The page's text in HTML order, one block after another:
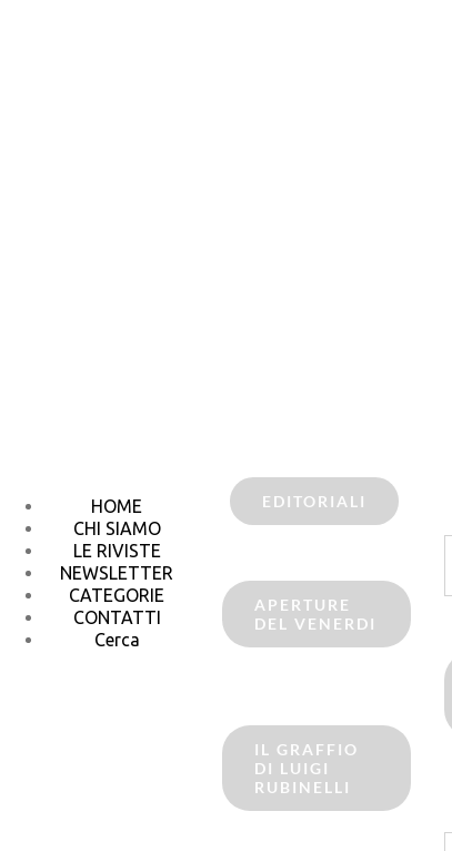
HOME
CHI SIAMO
LE RIVISTE
NEWSLETTER
CATEGORIE
CONTATTI
Cerca
EDITORIALI
APERTURE
DEL VENERDI
IL GRAFFIO
DI LUIGI
RUBINELLI